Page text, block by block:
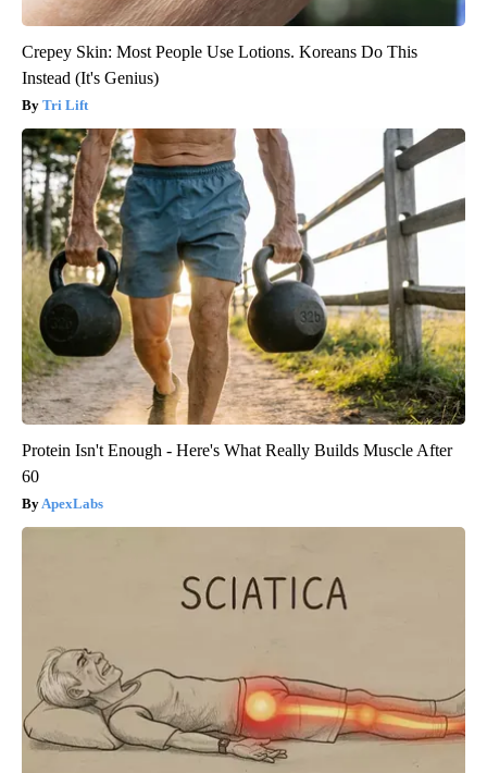
Crepey Skin: Most People Use Lotions. Koreans Do This
Instead (It's Genius)
Tri Lift
Protein Isn't Enough - Here's What Really Builds Muscle After
60
ApexLabs